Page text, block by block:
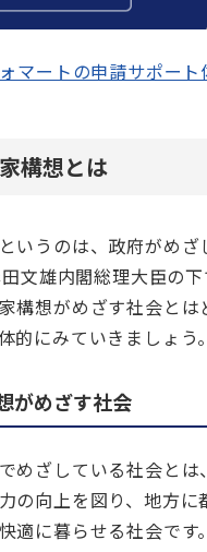
マートの申請サポート
構想とは
いうのは、政府がめ
文雄内閣総理大臣の下
構想がめざす社会と
的にみていきましょう。
がめざす社会
めざしている社会と
の向上を図り、地方
に暮らせる社会です。